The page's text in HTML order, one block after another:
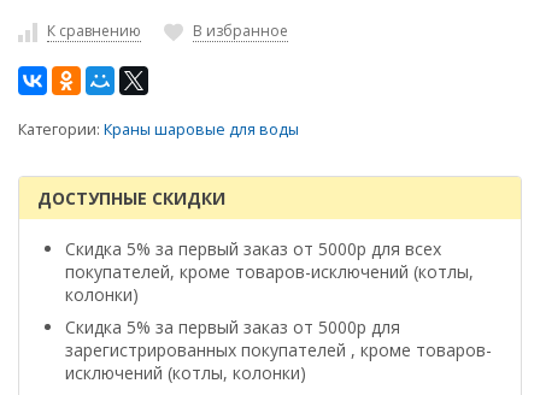
К сравнению В избранное
Категории: Краны шаровые для воды
ДОСТУПНЫЕ СКИДКИ
Скидка 5% за первый заказ от 5000р для всех
покупателей, кроме товаров-исключений (котлы,
колонки)
Скидка 5% за первый заказ от 5000р для
зарегистрированных покупателей , кроме товаров-
исключений (котлы, колонки)